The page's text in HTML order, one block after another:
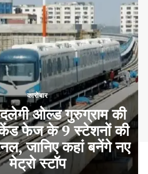
कारोबार
ओल्ड गुरुग्राम की
फेज के 9 स्टेशनों की
जानिए कहां बनेंगे नए
मेट्रो स्टॉप